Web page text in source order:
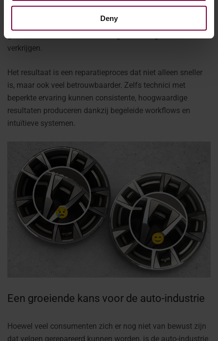
Deny
uithardingsproces wordt ook nauwlettend gecontroleerd,
waarbij infrarood- en ultraviolettechnologieën worden
verkrijgen.
Het resultaat is een reparatieproces dat niet alleen sneller
is, maar ook veel betrouwbaarder. Zelfs technici met
beperkte ervaring kunnen consistente, hoogwaardige
resultaten produceren dankzij begeleide workflows en
intuïtieve systemen.
Een groeiende kans voor de auto-industrie
Hoewel veel consumenten zich er nog niet van bewust zijn
dat velgen gerepareerd kunnen worden, is de auto-industrie